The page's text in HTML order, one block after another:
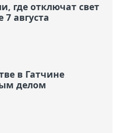
где отключат свет
августа
в Гатчине
делом